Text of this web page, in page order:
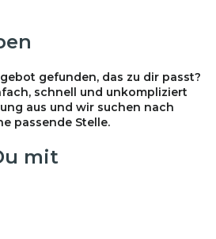
gefunden, das zu dir passt?
schnell und unkompliziert
aus und wir suchen nach
passende Stelle.
mit